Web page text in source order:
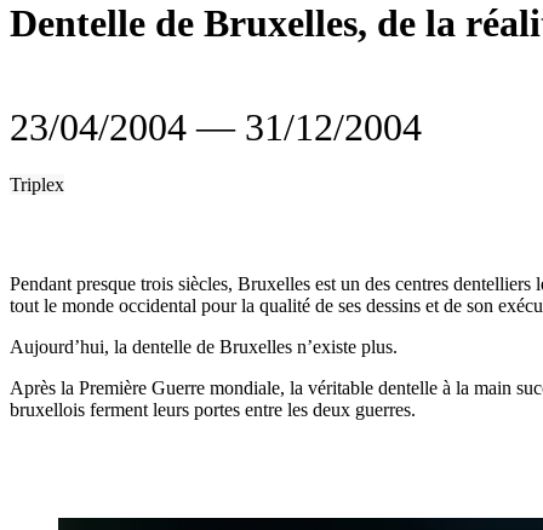
Dentelle de Bruxelles, de la
23/04/2004― 31/12/2004
Triplex
Pendant presque trois siècles, Bruxelles est un des centres
tout le monde occidental pour la qualité de ses dessins et de son
Aujourd’hui, la dentelle de Bruxelles n’existe plus.
Après la Première Guerre mondiale, la véritable dentelle à la main
bruxellois ferment leurs portes entre les deux guerres.